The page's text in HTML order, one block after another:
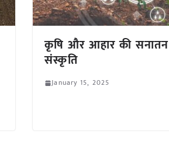
कृषि और आहार की सनातन
संस्कृति
January 15, 2025